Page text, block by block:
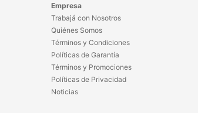
Empresa
Trabajá con Nosotros
Quiénes Somos
Términos y Condiciones
Políticas de Garantía
Términos y Promociones
Políticas de Privacidad
Noticias